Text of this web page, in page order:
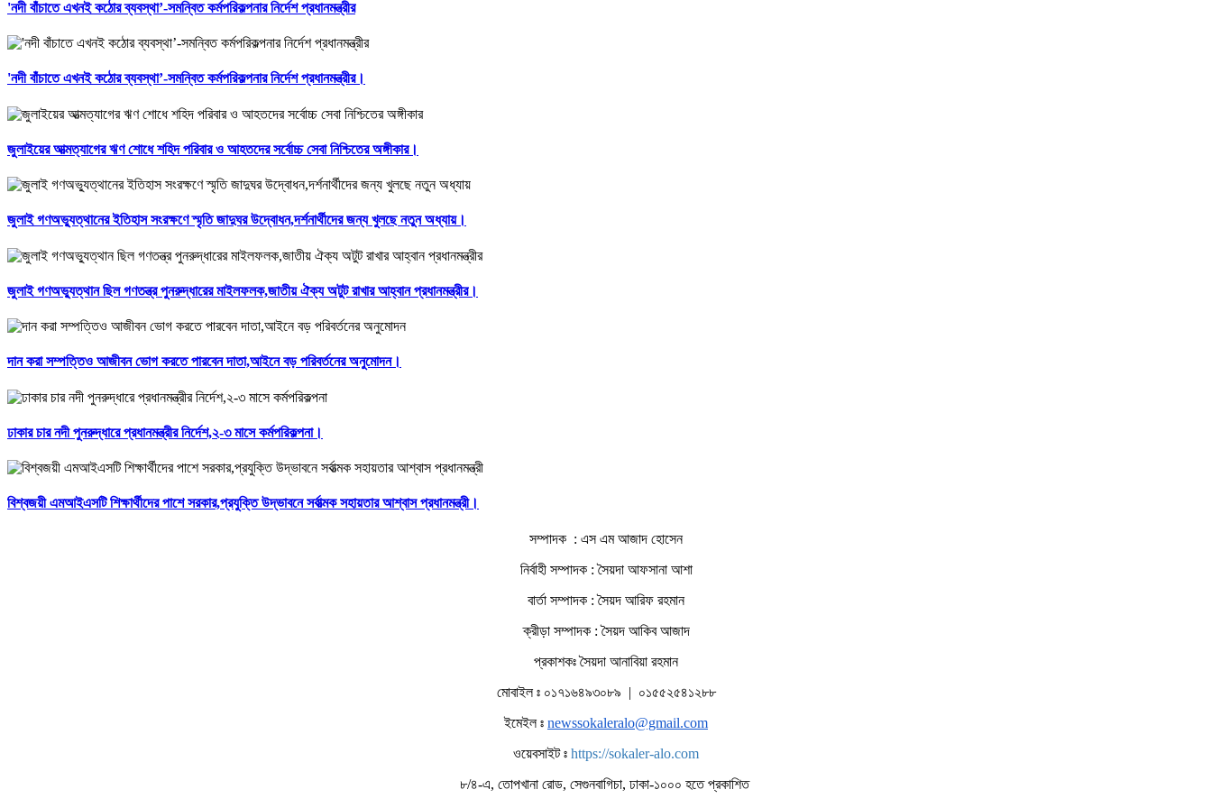
'নদী বাঁচাতে এখনই কঠোর ব্যবস্থা’-সমন্বিত কর্মপরিকল্পনার নির্দেশ প্রধানমন্ত্রীর
'নদী বাঁচাতে এখনই কঠোর ব্যবস্থা’-সমন্বিত কর্মপরিকল্পনার নির্দেশ প্রধানমন্ত্রীর।
জুলাইয়ের আত্মত্যাগের ঋণ শোধে শহিদ পরিবার ও আহতদের সর্বোচ্চ সেবা নিশ্চিতের অঙ্গীকার।
জুলাই গণঅভ্যুত্থানের ইতিহাস সংরক্ষণে স্মৃতি জাদুঘর উদ্বোধন,দর্শনার্থীদের জন্য খুলছে নতুন অধ্যায়।
জুলাই গণঅভ্যুত্থান ছিল গণতন্ত্র পুনরুদ্ধারের মাইলফলক,জাতীয় ঐক্য অটুট রাখার আহ্বান প্রধানমন্ত্রীর।
দান করা সম্পত্তিও আজীবন ভোগ করতে পারবেন দাতা,আইনে বড় পরিবর্তনের অনুমোদন।
ঢাকার চার নদী পুনরুদ্ধারে প্রধানমন্ত্রীর নির্দেশ,২-৩ মাসে কর্মপরিকল্পনা।
বিশ্বজয়ী এমআইএসটি শিক্ষার্থীদের পাশে সরকার,প্রযুক্তি উদ্ভাবনে সর্বাত্মক সহায়তার আশ্বাস প্রধানমন্ত্রী।
সম্পাদক : এস এম আজাদ হোসেন
নির্বাহী সম্পাদক : সৈয়দা আফসানা আশা
বার্তা সম্পাদক : সৈয়দ আরিফ রহমান
ক্রীড়া সম্পাদক : সৈয়দ আকিব আজাদ
প্রকাশকঃ সৈয়দা আনাবিয়া রহমান
মোবাইল ঃ ০১৭১৬৪৯৩০৮৯ | ০১৫৫২৫৪১২৮৮
ইমেইল ঃ newssokaleralo@gmail.com
ওয়েবসাইট ঃ https://sokaler-alo.com
৮/৪-এ, তোপখানা রোড, সেগুনবাগিচা, ঢাকা-১০০০ হতে প্রকাশিত